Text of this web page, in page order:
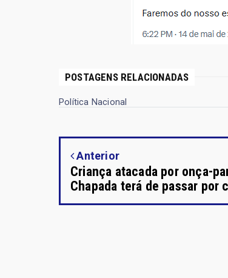
POSTAGENS RELACIONADAS
Política Nacional
Anterior
Criança atacada por onça-
Chapada terá de passar por